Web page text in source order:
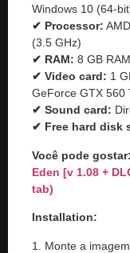
Windows 10 (64-
✔ Processor:
(3.5 GHz)
✔ RAM: 8 GB RAM
✔ Video card: 1
GeForce GTX 560
✔ Sound card:
✔ Free hard disk
Você pode gostar:
Eden [v 1.08 +
tab)
Installation:
1. Monte a imagem